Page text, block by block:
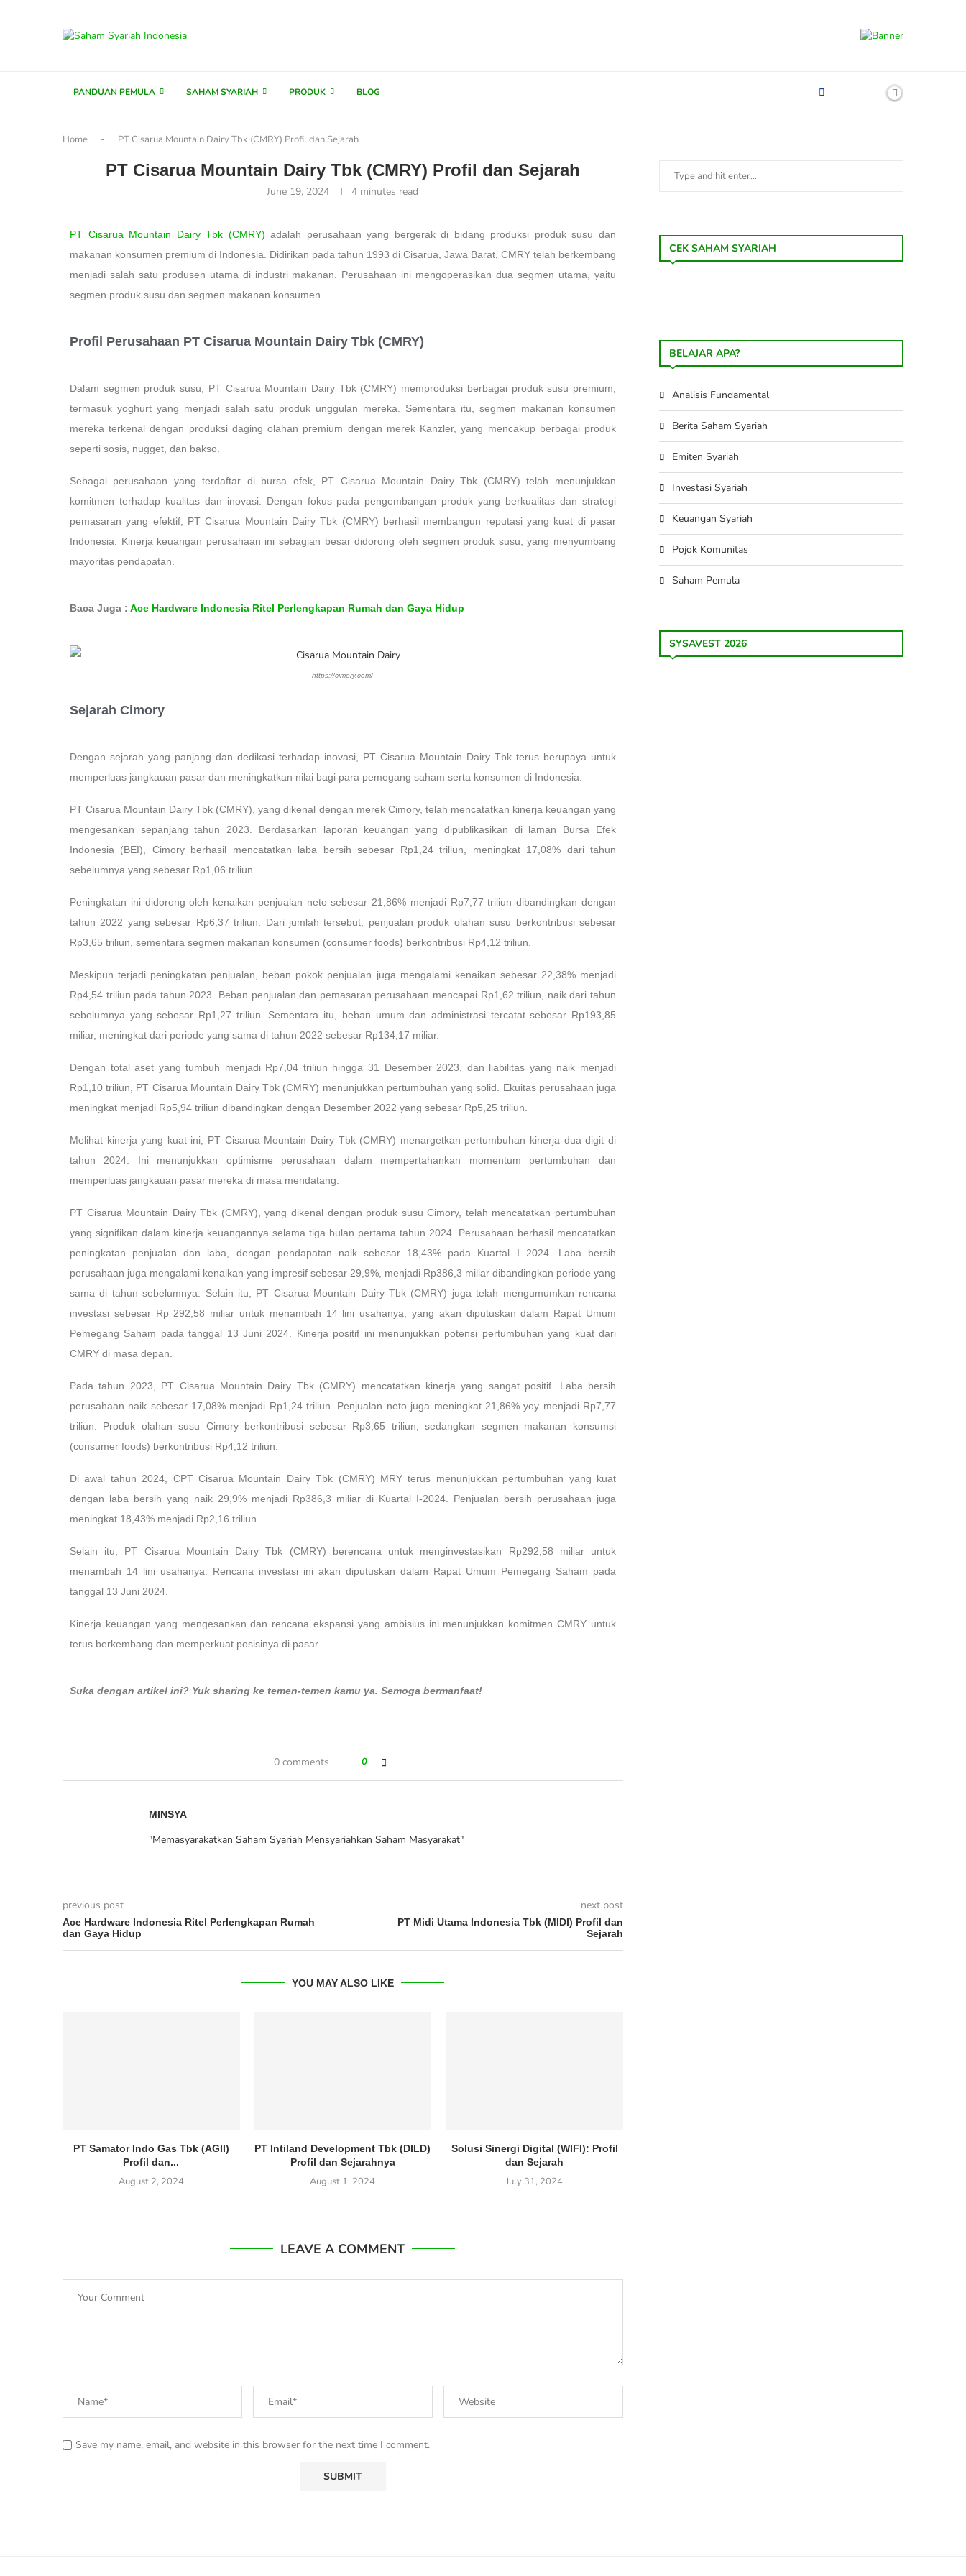
PANDUAN PEMULA SAHAM SYARIAH PRODUK BLOG
Home - PT Cisarua Mountain Dairy Tbk (CMRY) Profil dan Sejarah
PT Cisarua Mountain Dairy Tbk (CMRY) Profil dan Sejarah
June 19, 2024 4 minutes read
PT Cisarua Mountain Dairy Tbk (CMRY) adalah perusahaan yang bergerak di bidang produksi produk susu dan
makanan konsumen premium di Indonesia. Didirikan pada tahun 1993 di Cisarua, Jawa Barat, CMRY telah berkembang
menjadi salah satu produsen utama di industri makanan. Perusahaan ini mengoperasikan dua segmen utama, yaitu
segmen produk susu dan segmen makanan konsumen.
Profil Perusahaan PT Cisarua Mountain Dairy Tbk (CMRY)
Dalam segmen produk susu, PT Cisarua Mountain Dairy Tbk (CMRY) memproduksi berbagai produk susu premium,
termasuk yoghurt yang menjadi salah satu produk unggulan mereka. Sementara itu, segmen makanan konsumen
mereka terkenal dengan produksi daging olahan premium dengan merek Kanzler, yang mencakup berbagai produk
seperti sosis, nugget, dan bakso.
Sebagai perusahaan yang terdaftar di bursa efek, PT Cisarua Mountain Dairy Tbk (CMRY) telah menunjukkan
komitmen terhadap kualitas dan inovasi. Dengan fokus pada pengembangan produk yang berkualitas dan strategi
pemasaran yang efektif, PT Cisarua Mountain Dairy Tbk (CMRY) berhasil membangun reputasi yang kuat di pasar
Indonesia. Kinerja keuangan perusahaan ini sebagian besar didorong oleh segmen produk susu, yang menyumbang
mayoritas pendapatan.
Baca Juga : Ace Hardware Indonesia Ritel Perlengkapan Rumah dan Gaya Hidup
https://cimory.com/
Sejarah Cimory
Dengan sejarah yang panjang dan dedikasi terhadap inovasi, PT Cisarua Mountain Dairy Tbk terus berupaya untuk
memperluas jangkauan pasar dan meningkatkan nilai bagi para pemegang saham serta konsumen di Indonesia.
PT Cisarua Mountain Dairy Tbk (CMRY), yang dikenal dengan merek Cimory, telah mencatatkan kinerja keuangan yang
mengesankan sepanjang tahun 2023. Berdasarkan laporan keuangan yang dipublikasikan di laman Bursa Efek
Indonesia (BEI), Cimory berhasil mencatatkan laba bersih sebesar Rp1,24 triliun, meningkat 17,08% dari tahun
sebelumnya yang sebesar Rp1,06 triliun.
Peningkatan ini didorong oleh kenaikan penjualan neto sebesar 21,86% menjadi Rp7,77 triliun dibandingkan dengan
tahun 2022 yang sebesar Rp6,37 triliun. Dari jumlah tersebut, penjualan produk olahan susu berkontribusi sebesar
Rp3,65 triliun, sementara segmen makanan konsumen (consumer foods) berkontribusi Rp4,12 triliun.
Meskipun terjadi peningkatan penjualan, beban pokok penjualan juga mengalami kenaikan sebesar 22,38% menjadi
Rp4,54 triliun pada tahun 2023. Beban penjualan dan pemasaran perusahaan mencapai Rp1,62 triliun, naik dari tahun
sebelumnya yang sebesar Rp1,27 triliun. Sementara itu, beban umum dan administrasi tercatat sebesar Rp193,85
miliar, meningkat dari periode yang sama di tahun 2022 sebesar Rp134,17 miliar.
Dengan total aset yang tumbuh menjadi Rp7,04 triliun hingga 31 Desember 2023, dan liabilitas yang naik menjadi
Rp1,10 triliun, PT Cisarua Mountain Dairy Tbk (CMRY) menunjukkan pertumbuhan yang solid. Ekuitas perusahaan juga
meningkat menjadi Rp5,94 triliun dibandingkan dengan Desember 2022 yang sebesar Rp5,25 triliun.
Melihat kinerja yang kuat ini, PT Cisarua Mountain Dairy Tbk (CMRY) menargetkan pertumbuhan kinerja dua digit di
tahun 2024. Ini menunjukkan optimisme perusahaan dalam mempertahankan momentum pertumbuhan dan
memperluas jangkauan pasar mereka di masa mendatang.
PT Cisarua Mountain Dairy Tbk (CMRY), yang dikenal dengan produk susu Cimory, telah mencatatkan pertumbuhan
yang signifikan dalam kinerja keuangannya selama tiga bulan pertama tahun 2024. Perusahaan berhasil mencatatkan
peningkatan penjualan dan laba, dengan pendapatan naik sebesar 18,43% pada Kuartal I 2024. Laba bersih
perusahaan juga mengalami kenaikan yang impresif sebesar 29,9%, menjadi Rp386,3 miliar dibandingkan periode yang
sama di tahun sebelumnya. Selain itu, PT Cisarua Mountain Dairy Tbk (CMRY) juga telah mengumumkan rencana
investasi sebesar Rp 292,58 miliar untuk menambah 14 lini usahanya, yang akan diputuskan dalam Rapat Umum
Pemegang Saham pada tanggal 13 Juni 2024. Kinerja positif ini menunjukkan potensi pertumbuhan yang kuat dari
CMRY di masa depan.
Pada tahun 2023, PT Cisarua Mountain Dairy Tbk (CMRY) mencatatkan kinerja yang sangat positif. Laba bersih
perusahaan naik sebesar 17,08% menjadi Rp1,24 triliun. Penjualan neto juga meningkat 21,86% yoy menjadi Rp7,77
triliun. Produk olahan susu Cimory berkontribusi sebesar Rp3,65 triliun, sedangkan segmen makanan konsumsi
(consumer foods) berkontribusi Rp4,12 triliun.
Di awal tahun 2024, CPT Cisarua Mountain Dairy Tbk (CMRY) MRY terus menunjukkan pertumbuhan yang kuat
dengan laba bersih yang naik 29,9% menjadi Rp386,3 miliar di Kuartal I-2024. Penjualan bersih perusahaan juga
meningkat 18,43% menjadi Rp2,16 triliun.
Selain itu, PT Cisarua Mountain Dairy Tbk (CMRY) berencana untuk menginvestasikan Rp292,58 miliar untuk
menambah 14 lini usahanya. Rencana investasi ini akan diputuskan dalam Rapat Umum Pemegang Saham pada
tanggal 13 Juni 2024.
Kinerja keuangan yang mengesankan dan rencana ekspansi yang ambisius ini menunjukkan komitmen CMRY untuk
terus berkembang dan memperkuat posisinya di pasar.
Suka dengan artikel ini? Yuk sharing ke temen-temen kamu ya. Semoga bermanfaat!
0 comments 0
MINSYA
"Memasyarakatkan Saham Syariah Mensyariahkan Saham Masyarakat"
previous post
Ace Hardware Indonesia Ritel Perlengkapan Rumah
dan Gaya Hidup
next post
PT Midi Utama Indonesia Tbk (MIDI) Profil dan
Sejarah
YOU MAY ALSO LIKE
PT Samator Indo Gas Tbk (AGII)
Profil dan...
August 2, 2024
PT Intiland Development Tbk (DILD)
Profil dan Sejarahnya
August 1, 2024
Solusi Sinergi Digital (WIFI): Profil
dan Sejarah
July 31, 2024
LEAVE A COMMENT
Save my name, email, and website in this browser for the next time I comment.
CEK SAHAM SYARIAH
BELAJAR APA?
Analisis Fundamental
Berita Saham Syariah
Emiten Syariah
Investasi Syariah
Keuangan Syariah
Pojok Komunitas
Saham Pemula
SYSAVEST 2026